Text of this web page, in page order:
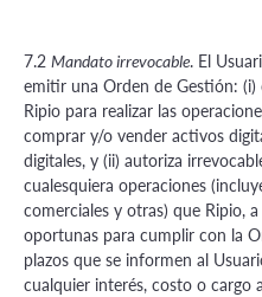
7.2 Mandato irrevocable. El
emitir una Orden de Gestión:
Ripio para realizar las
comprar y/o vender activos
digitales, y (ii) autoriza
cualesquiera operaciones
comerciales y otras) que Ripio,
oportunas para cumplir con la
plazos que se informen al
cualquier interés, costo o cargo